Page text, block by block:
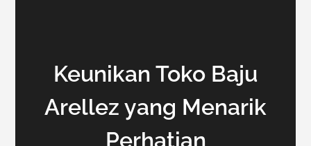
Keunikan Toko Baju
Arellez yang Menarik
Perhatian